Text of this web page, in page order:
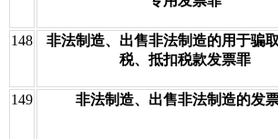
148
非法制造、出售非法制造的用于骗
税、抵扣税款发票罪
149 非法制造、出售非法制造的发